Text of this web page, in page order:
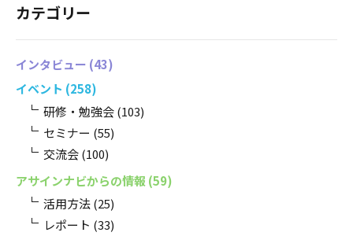
カテゴリー
インタビュー (43)
イベント (258)
研修・勉強会(103)
セミナー (55)
交流会(100)
アサインナビからの情報 (59)
活用方法(25)
レポート (33)